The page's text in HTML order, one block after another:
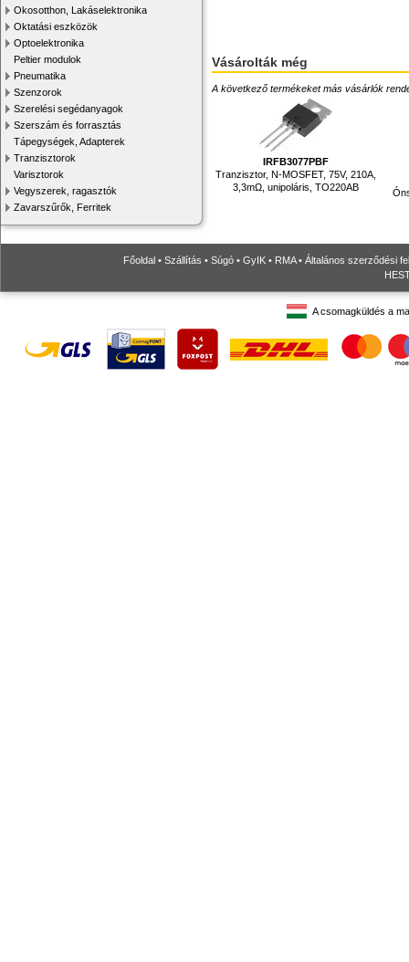
Okosotthon, Lakáselektronika
Oktatási eszközök
Optoelektronika
Peltier modulok
Pneumatika
Szenzorok
Szerelési segédanyagok
Szerszám és forrasztás
Tápegységek, Adapterek
Tranzisztorok
Varisztorok
Vegyszerek, ragasztók
Zavarszűrők, Ferritek
Vásárolták még
A következő termékeket más vásárlók
IRFB3077PBF
Tranzisztor, N-MOSFET, 75V, 210A,
3,3mΩ, unipoláris, TO220AB
Főoldal • Szállítás • Súgó • GyIK • RMA• Általános szerződési
A csomagküldés a